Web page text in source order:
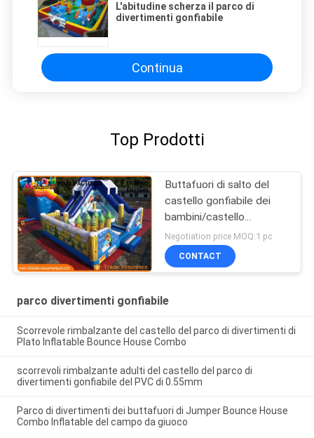
L'abitudine scherza il parco di
divertimenti gonfiabile
Continua
Top Prodotti
Buttafuori di salto del
castello gonfiabile dei
bambini/castello
rimbalzante commerciale
Negotiation price MOQ:1 pc
CONTACT
parco divertimenti gonfiabile
Scorrevole rimbalzante del castello del parco di divertimenti di
Plato Inflatable Bounce House Combo
scorrevoli rimbalzante adulti del castello del parco di
divertimenti gonfiabile del PVC di 0.55mm
Parco di divertimenti dei buttafuori di Jumper Bounce House
Combo Inflatable del campo da giuoco